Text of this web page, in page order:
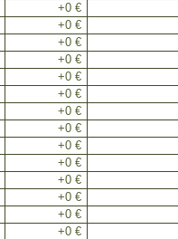
+0 €
+0 €
+0 €
+0 €
+0 €
+0 €
+0 €
+0 €
+0 €
+0 €
+0 €
+0 €
+0 €
+0 €